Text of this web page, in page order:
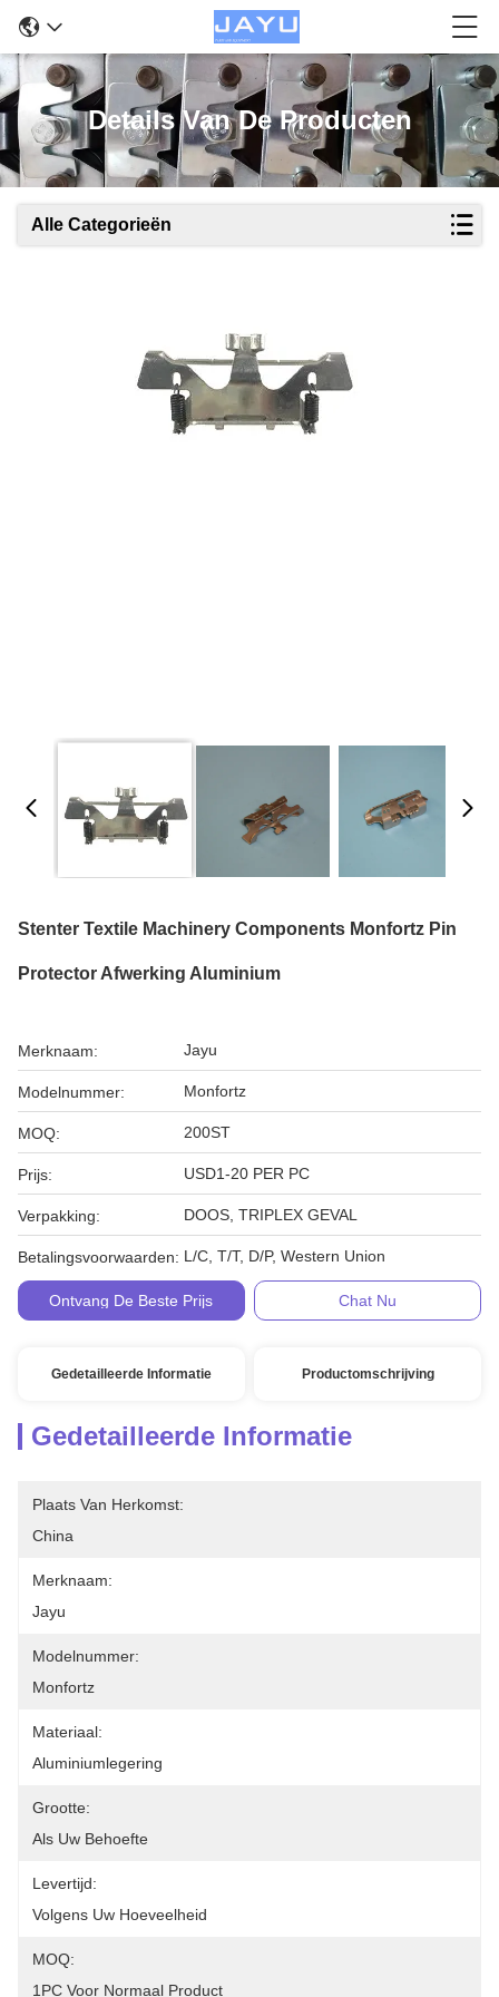
Details Van De Producten
Alle Categorieën
Stenter Textile Machinery Components Monfortz Pin
Protector Afwerking Aluminium
Merknaam: Jayu
Modelnummer: Monfortz
MOQ: 200ST
Prijs: USD1-20 PER PC
Verpakking: DOOS, TRIPLEX GEVAL
Betalingsvoorwaarden: L/C, T/T, D/P, Western Union
Ontvang De Beste Prijs Chat Nu
Gedetailleerde Informatie Productomschrijving
Gedetailleerde Informatie
Plaats Van Herkomst:
China
Merknaam:
Jayu
Modelnummer:
Monfortz
Materiaal:
Aluminiumlegering
Grootte:
Als Uw Behoefte
Levertijd:
Volgens Uw Hoeveelheid
MOQ:
1PC Voor Normaal Product